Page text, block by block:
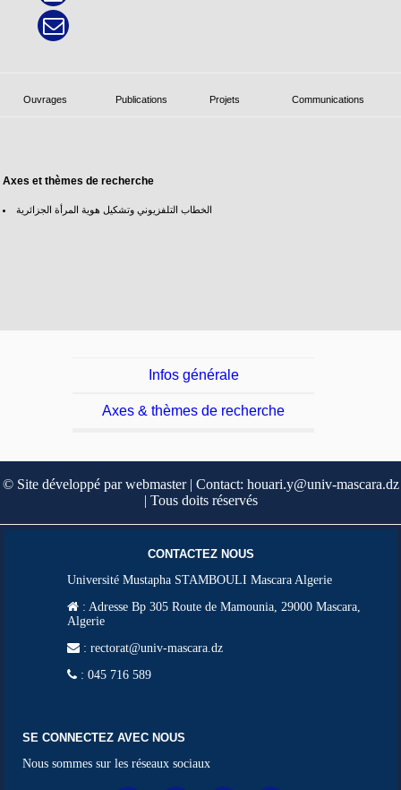
Ouvrages Publications Projets Communications
Axes et thèmes de recherche
الخطاب التلفزيوني وتشكيل هوية المرأة الجزائرية
Infos générale
Axes & thèmes de recherche
© Site développé par webmaster | Contact: houari.y@univ-mascara.dz
| Tous doits réservés
CONTACTEZ NOUS
Université Mustapha STAMBOULI Mascara Algerie
: Adresse Bp 305 Route de Mamounia, 29000 Mascara,
Algerie
: rectorat@univ-mascara.dz
: 045 716 589
SE CONNECTEZ AVEC NOUS
Nous sommes sur les réseaux sociaux